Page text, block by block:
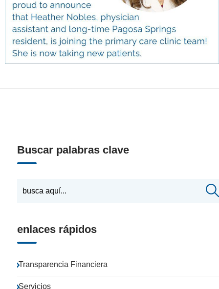
Buscar palabras clave
enlaces rápidos
Transparencia Financiera
Servicios